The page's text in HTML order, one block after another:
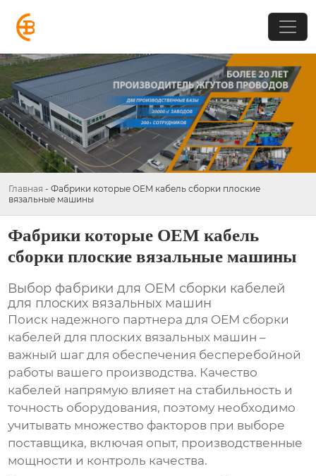
Главная - Фабрики которые OEM кабель сборки плоские
вязальные машины
Фабрики которые OEM кабель
сборки плоские вязальные машины
Выбор фабрики для OEM сборки кабелей
для плоских вязальных машин
Поиск надежного партнера для OEM сборки
кабелей для плоских вязальных машин –
важный шаг для обеспечения бесперебойной
работы вашего производства. Качество
кабелей напрямую влияет на стабильность и
точность оборудования, поэтому необходимо
учитывать множество факторов при выборе
поставщика, включая опыт, производственные
мощности и контроль качества.